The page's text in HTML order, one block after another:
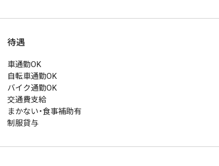
待遇
車通勤OK
自転車通勤OK
バイク通勤OK
交通費支給
まかない・食事補助有
制服貸与